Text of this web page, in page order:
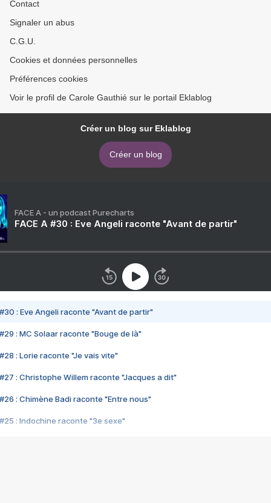
Contact
Signaler un abus
C.G.U.
Cookies et données personnelles
Préférences cookies
Voir le profil de Carole Gauthié sur le portail Eklablog
Créer un blog sur Eklablog
Créer un blog
FACE A - un podcast Purecharts
FACE A #30 : Eve Angeli raconte "Avant de partir"
#30 : Eve Angeli raconte "Avant de partir"
#29 : MC Solaar raconte "Bouge de là"
#28 : Lorie raconte "Je vais vite"
#27 : Christophe Willem raconte "Jacques a dit"
#26 : Chimène Badi raconte "Entre nous"
#25 : Indochine raconte "3e sexe"